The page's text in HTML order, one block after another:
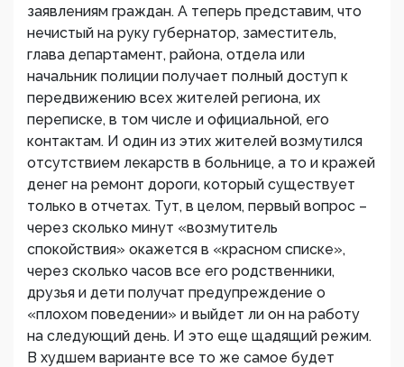
заявлениям граждан. А теперь представим, что
нечистый на руку губернатор, заместитель,
глава департамент, района, отдела или
начальник полиции получает полный доступ к
передвижению всех жителей региона, их
переписке, в том числе и официальной, его
контактам. И один из этих жителей возмутился
отсутствием лекарств в больнице, а то и кражей
денег на ремонт дороги, который существует
только в отчетах. Тут, в целом, первый вопрос –
через сколько минут «возмутитель
спокойствия» окажется в «красном списке»,
через сколько часов все его родственники,
друзья и дети получат предупреждение о
«плохом поведении» и выйдет ли он на работу
на следующий день. И это еще щадящий режим.
В худшем варианте все то же самое будет